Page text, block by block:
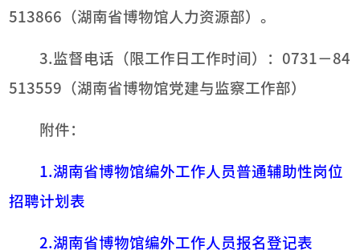
513866（湖南省博物馆人力资源部）。
3.监督电话（限工作日工作时间）：0731－84
513559（湖南省博物馆党建与监察工作部）
附件：
1.湖南省博物馆编外工作人员普通辅助性岗位
招聘计划表
2.湖南省博物馆编外工作人员报名登记表